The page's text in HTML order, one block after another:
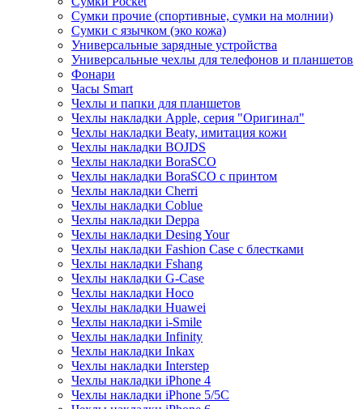
Сумки прочие (спортивные, сумки на молнии)
Сумки с язычком (эко кожа)
Универсальные зарядные устройства
Универсальные чехлы для телефонов и планшетов
Фонари
Часы Smart
Чехлы и папки для планшетов
Чехлы накладки Apple, серия "Оригинал"
Чехлы накладки Beaty, имитация кожи
Чехлы накладки BOJDS
Чехлы накладки BoraSCO
Чехлы накладки BoraSCO с принтом
Чехлы накладки Cherri
Чехлы накладки Coblue
Чехлы накладки Deppa
Чехлы накладки Desing Your
Чехлы накладки Fashion Case с блестками
Чехлы накладки Fshang
Чехлы накладки G-Case
Чехлы накладки Hoco
Чехлы накладки Huawei
Чехлы накладки i-Smile
Чехлы накладки Infinity
Чехлы накладки Inkax
Чехлы накладки Interstep
Чехлы накладки iPhone 4
Чехлы накладки iPhone 5/5С